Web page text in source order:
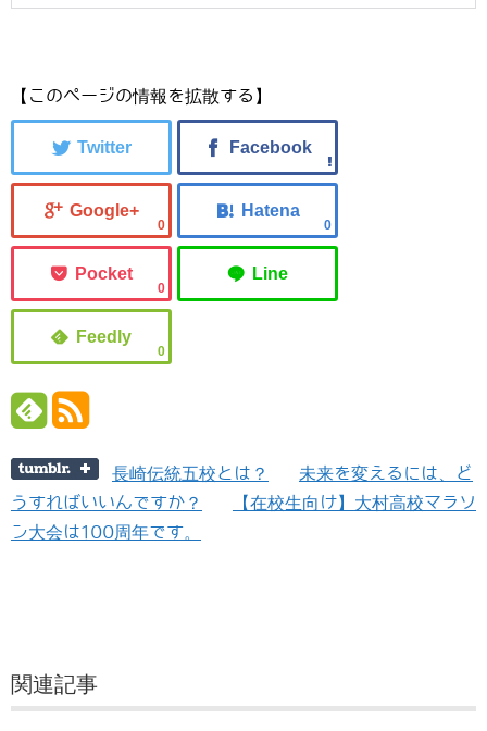
【このページの情報を拡散する】
0 0
0
0
長崎伝統五校とは？
未来を変えるには、ど
うすればいいんですか？
【在校生向け】大村高校マラソ
ン大会は100周年です。
関連記事